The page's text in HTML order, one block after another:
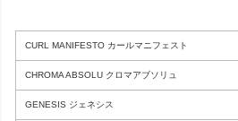
CURL MANIFESTO カールマニフェスト
CHROMA ABSOLU クロマアブソリュ
GENESIS ジェネシス